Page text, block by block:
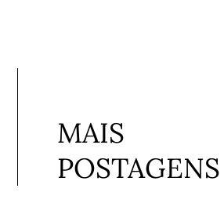
MAIS
POSTAGENS